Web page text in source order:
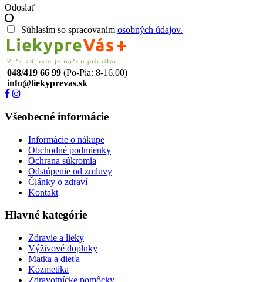
Odoslať
Súhlasím so spracovaním osobných údajov.
048/419 66 99 (Po-Pia: 8-16.00)
info@liekyprevas.sk
Všeobecné informácie
Informácie o nákupe
Obchodné podmienky
Ochrana súkromia
Odstúpenie od zmluvy
Články o zdraví
Kontakt
Hlavné kategórie
Zdravie a lieky
Výživové doplnky
Matka a dieťa
Kozmetika